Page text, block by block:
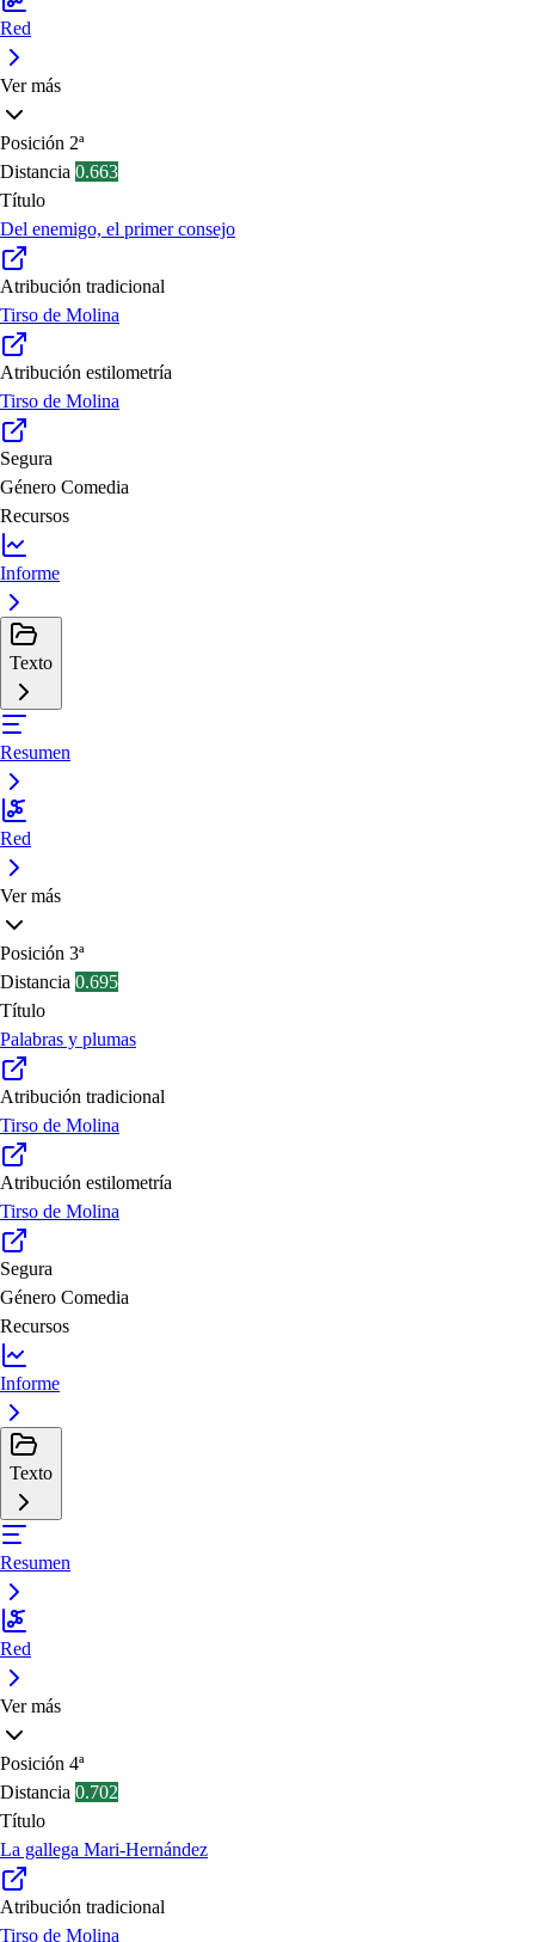
Red
Ver más
Posición 2ª
Distancia 0.663
Título
Del enemigo, el primer consejo
Atribución tradicional
Tirso de Molina
Atribución estilometría
Tirso de Molina
Segura
Género Comedia
Recursos
Informe
Texto
Resumen
Red
Ver más
Posición 3ª
Distancia 0.695
Título
Palabras y plumas
Atribución tradicional
Tirso de Molina
Atribución estilometría
Tirso de Molina
Segura
Género Comedia
Recursos
Informe
Texto
Resumen
Red
Ver más
Posición 4ª
Distancia 0.702
Título
La gallega Mari-Hernández
Atribución tradicional
Tirso de Molina